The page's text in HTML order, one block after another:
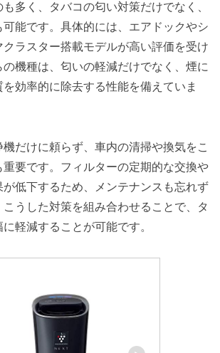
多く、タバコの匂い対策だけでなく、
能です。具体的には、エアドックやシ
クラスター搭載モデルが高い評価を受け
機種は、匂いの軽減だけでなく、煙に
効率的に除去する性能を備えていま
だけに頼らず、車内の清掃や換気をこ
重要です。フィルターの定期的な交換や
低下するため、メンテナンスも忘れず
うした対策を組み合わせることで、タ
軽減することが可能です。